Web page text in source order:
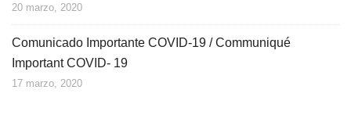
20 marzo, 2020
Comunicado Importante COVID-19 / Communiqué
Important COVID- 19
17 marzo, 2020